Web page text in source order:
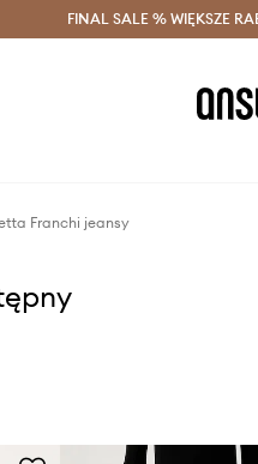
Oszczędzaj z Answear Club >
FINAL SALE % WIĘKSZE
Franchi jeansy